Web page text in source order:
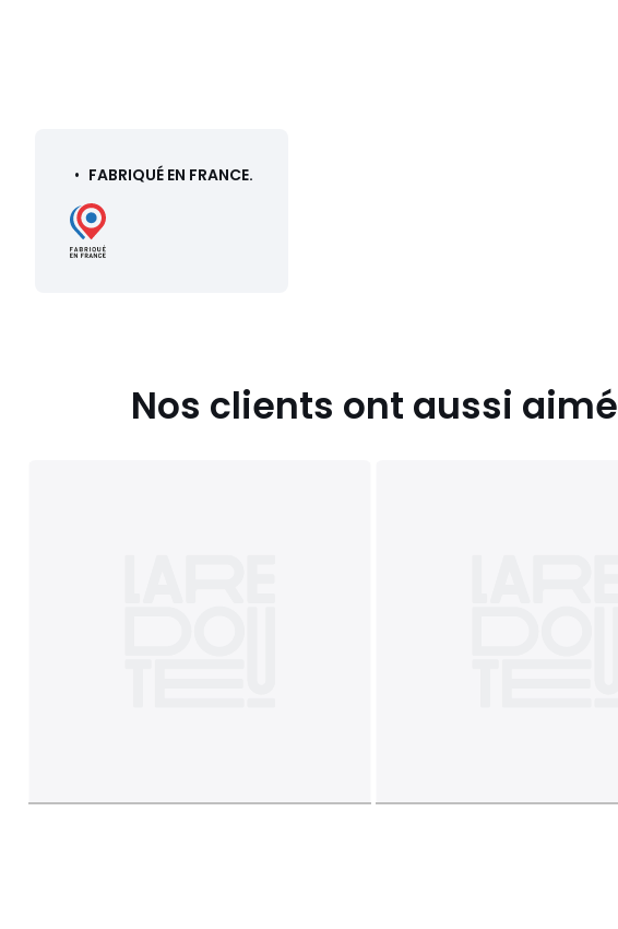
• FABRIQUÉ EN FRANCE.
Nos clients ont aussi aimé